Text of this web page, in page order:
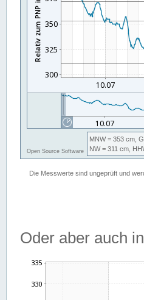
Oder aber auch in